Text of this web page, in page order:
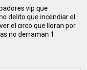
vip que
delito que incendiar el
el circo que lloran por
no derraman 1